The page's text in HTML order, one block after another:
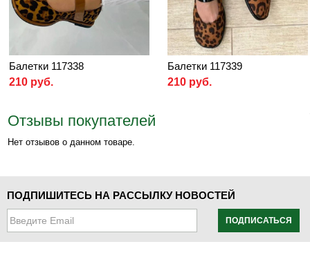
Балетки 117338
210 руб.
Балетки 117339
210 руб.
Отзывы покупателей
Нет отзывов о данном товаре.
ПОДПИШИТЕСЬ НА РАССЫЛКУ НОВОСТЕЙ
ПОДПИСАТЬСЯ